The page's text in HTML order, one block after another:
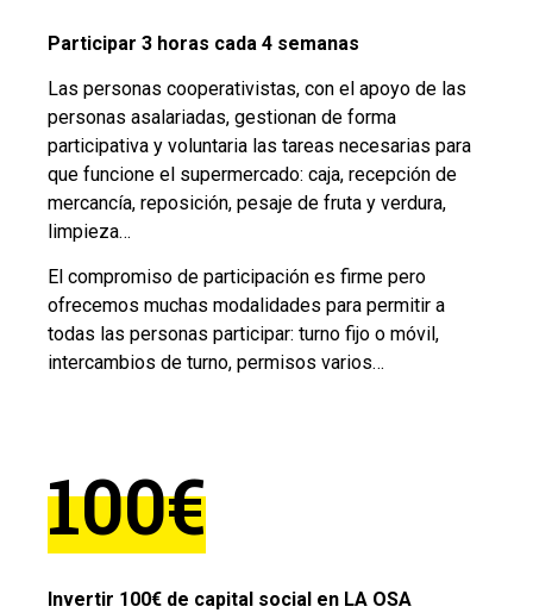
Participar 3 horas cada 4 semanas
Las personas cooperativistas, con el apoyo de las
personas asalariadas, gestionan de forma
participativa y voluntaria las tareas necesarias para
que funcione el supermercado: caja, recepción de
mercancía, reposición, pesaje de fruta y verdura,
limpieza…
El compromiso de participación es firme pero
ofrecemos muchas modalidades para permitir a
todas las personas participar: turno fijo o móvil,
intercambios de turno, permisos varios…
100€
Invertir 100€ de capital social en LA OSA